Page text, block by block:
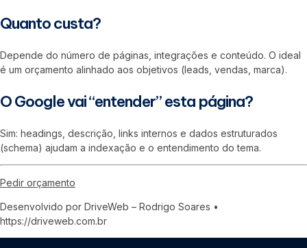
Quanto custa?
Depende do número de páginas, integrações e conteúdo. O ideal
é um orçamento alinhado aos objetivos (leads, vendas, marca).
O Google vai “entender” esta página?
Sim: headings, descrição, links internos e dados estruturados
(schema) ajudam a indexação e o entendimento do tema.
Pedir orçamento
Desenvolvido por DriveWeb – Rodrigo Soares •
https://driveweb.com.br